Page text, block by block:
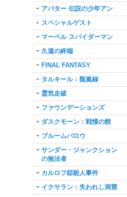
アバター 伝説の少年アン
スペシャルゲスト
マーベル スパイダーマン
久遠の終端
FINAL FANTASY
タルキール：龍嵐録
霊気走破
ファウンデーションズ
ダスクモーン：戦慄の館
ブルームバロウ
サンダー・ジャンクション
の無法者
カルロフ邸殺人事件
イクサラン：失われし洞窟